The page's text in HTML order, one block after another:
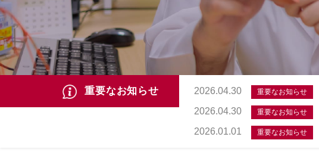
重要なお知らせ 2026.04.30 重要なお知らせ
2026.04.30
重要なお知らせ
2026.01.01
重要なお知らせ